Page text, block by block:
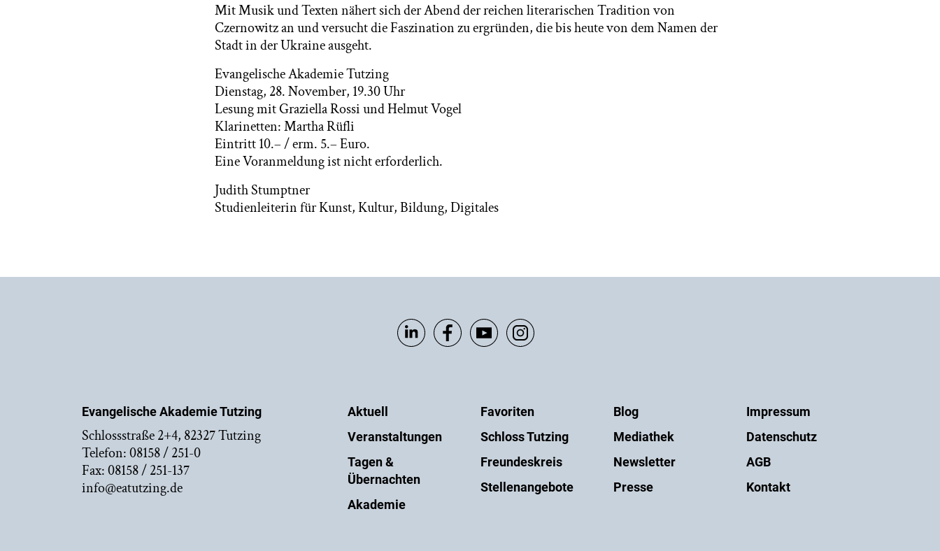
Mit Musik und Texten nähert sich der Abend der reichen literarischen Tradition von
Czernowitz an und versucht die Faszination zu ergründen, die bis heute von dem Namen der
Stadt in der Ukraine ausgeht.
Evangelische Akademie Tutzing
Dienstag, 28. November, 19.30 Uhr
Lesung mit Graziella Rossi und Helmut Vogel
Klarinetten: Martha Rüfli
Eintritt 10.– / erm. 5.– Euro.
Eine Voranmeldung ist nicht erforderlich.
Judith Stumptner
Studienleiterin für Kunst, Kultur, Bildung, Digitales
Evangelische Akademie Tutzing
Schlossstraße 2+4, 82327 Tutzing
Telefon: 08158 / 251-0
Fax: 08158 / 251-137
info@eatutzing.de
Aktuell
Veranstaltungen
Tagen &
Übernachten
Akademie
Favoriten
Schloss Tutzing
Freundeskreis
Stellenangebote
Blog
Mediathek
Newsletter
Presse
Impressum
Datenschutz
AGB
Kontakt